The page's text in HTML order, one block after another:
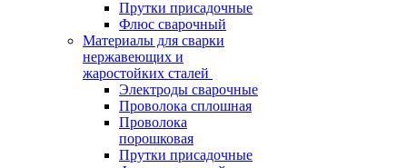
Прутки присадочные
Флюс сварочный
Материалы для сварки
нержавеющих и
жаростойких сталей
Электроды сварочные
Проволока сплошная
Проволока
порошковая
Прутки присадочные